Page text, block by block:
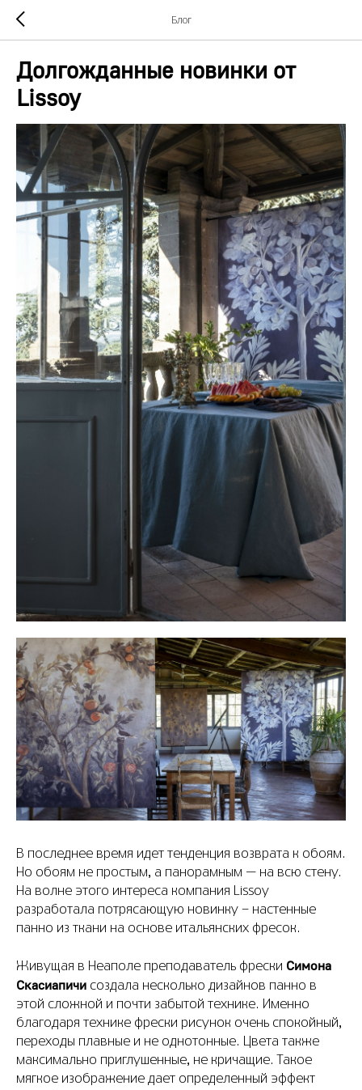
Блог
Долгожданные новинки от
Lissoy
В последнее время идет тенденция возврата к обоям.
Но обоям не простым, а панорамным — на всю стену.
На волне этого интереса компания Lissoy
разработала потрясающую новинку - настенные
панно из ткани на основе итальянских фресок.
Живущая в Неаполе преподаватель фрески Симона
Скасиапичи создала несколько дизайнов панно в
этой сложной и почти забытой технике. Именно
благодаря технике фрески рисунок очень спокойный,
переходы плавные и не однотонные. Цвета также
максимально приглушенные, не кричащие. Такое
мягкое изображение дает определенный эффект